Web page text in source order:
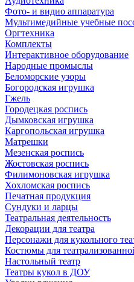
Фото- и видио аппаратура
Мультимедийные учебные
Оргтехника
Комплекты
Интерактивное оборудование
Народные промыслы
Беломорские узоры
Богородская игрушка
Гжель
Городецкая роспись
Дымковская игрушка
Каргопольская игрушка
Матрешки
Мезенская роспись
Жостовская роспись
Филимоновская игрушка
Хохломская роспись
Печатная продукция
Сундуки и ларцы
Театральная деятельность
Декорации для театра
Персонажи для кукольного
Костюмы для
Настольный театр
Театры кукол в ДОУ